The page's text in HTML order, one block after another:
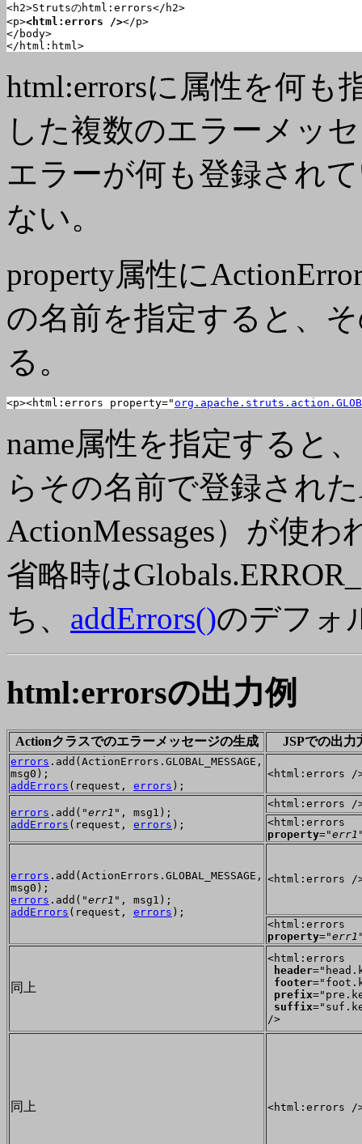
<h2>Strutsのhtml:errors</h2>
<p><html:errors /></p>
</body>
</html:html>
html:errorsに属性を何も
した複数のエラーメッ
エラーが何も登録され
ない。
property属性に
の名前を指定すると、
る。
<p><html:errors property="
name属性を指定すると
らその名前で登録され
ActionMessages）が使わ
省略時は
ち、 addErrors()のデフォ
html:errorsの出力例
Actionクラスでのエラーメッセージの生成 JSPでの出力
errors .add(ActionErrors.GLOBAL_MESSAGE,
msg0);
addErrors (request, errors );
<html:errors /
errors .add("err1 ", msg1);
addErrors (request, errors );
<html:errors /
<html:errors
property="err1
errors .add(ActionErrors.GLOBAL_MESSAGE,
msg0);
errors .add("err1 ", msg1);
addErrors (request, errors );
<html:errors /
<html:errors
property="err1
同上
<html:errors
header
footer
prefix
suffix
/>
同上 <html:errors /